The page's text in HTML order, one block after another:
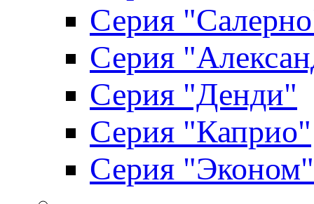
Серия
Серия
Серия "Денди"
Серия "Каприо"
Серия "Эконом"